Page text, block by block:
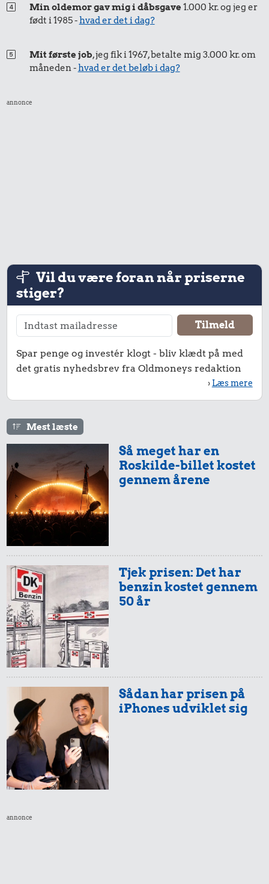
Min oldemor gav mig i dåbsgave1.000 kr. og jeg er
født i 1985 -hvad er det i dag?
Mit første job, jeg fik i 1967, betalte mig 3.000 kr. om
måneden -hvad er det beløb i dag?
annonce
Vil du være foran når priserne
stiger?
Spar penge og investér klogt - bliv klædt på med
det gratis nyhedsbrev fra Oldmoneys redaktion
› Læs mere
Mest læste
Så meget har en
Roskilde-billet kostet
gennem årene
Tjek prisen: Det har
benzin kostet gennem
50 år
Sådan har prisen på
iPhones udviklet sig
annonce